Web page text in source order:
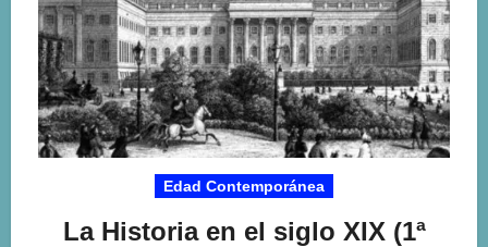
Edad Contemporánea
La Historia en el siglo XIX (1ª